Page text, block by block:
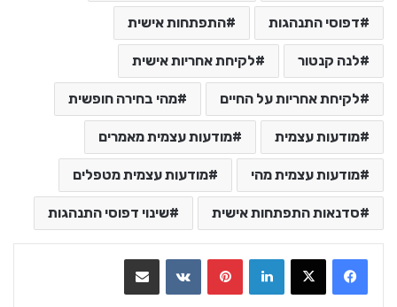
דפוסי התנהגות התפתחות אישית
לנה קנטור לקיחת אחריות אישית
לקיחת אחריות על החיים מהי בחירה חופשית
מודעות עצמית מודעות עצמית מאמרים
מודעות עצמית מהי מודעות עצמית מטפלים
סדנאות התפתחות אישית שינוי דפוסי התנהגות
LinkedIn
VKontakte